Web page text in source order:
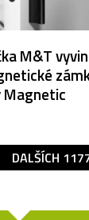
M&T
Magnetic
DALŠÍCH